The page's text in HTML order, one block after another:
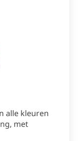
alle kleuren
met